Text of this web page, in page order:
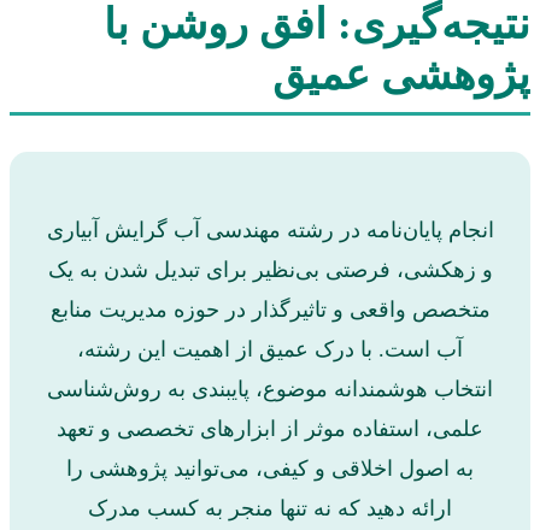
نتیجه‌گیری: افق روشن با
پژوهشی عمیق
انجام پایان‌نامه در رشته مهندسی آب گرایش آبیاری
و زهکشی، فرصتی بی‌نظیر برای تبدیل شدن به یک
متخصص واقعی و تاثیرگذار در حوزه مدیریت منابع
آب است. با درک عمیق از اهمیت این رشته،
انتخاب هوشمندانه موضوع، پایبندی به روش‌شناسی
علمی، استفاده موثر از ابزارهای تخصصی و تعهد
به اصول اخلاقی و کیفی، می‌توانید پژوهشی را
ارائه دهید که نه تنها منجر به کسب مدرک